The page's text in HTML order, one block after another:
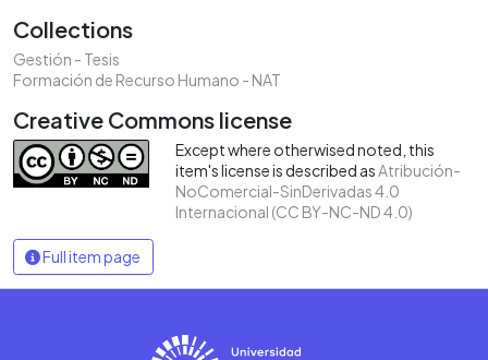
Collections
Gestión - Tesis
Formación de Recurso Humano - NAT
Creative Commons license
Except where otherwised noted, this
item's license is described asAtribución-
NoComercial-SinDerivadas 4.0
Internacional (CC BY-NC-ND 4.0)
Full item page